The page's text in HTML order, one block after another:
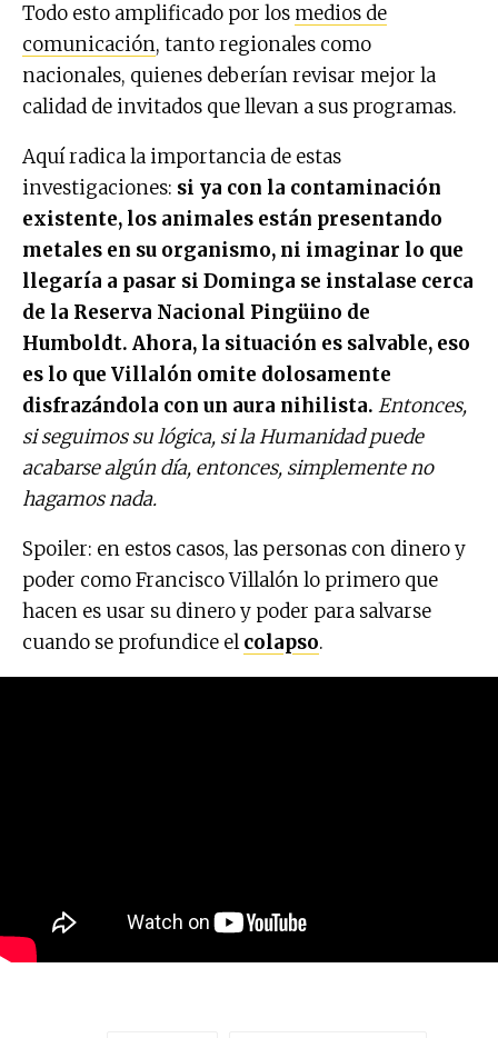
Todo esto amplificado por los medios de
comunicación, tanto regionales como
nacionales, quienes deberían revisar mejor la
calidad de invitados que llevan a sus programas.
Aquí radica la importancia de estas
investigaciones: si ya con la contaminación
existente, los animales están presentando
metales en su organismo, ni imaginar lo que
llegaría a pasar si Dominga se instalase cerca
de la Reserva Nacional Pingüino de
Humboldt. Ahora, la situación es salvable, eso
es lo que Villalón omite dolosamente
disfrazándola con un aura nihilista. Entonces,
si seguimos su lógica, si la Humanidad puede
acabarse algún día, entonces, simplemente no
hagamos nada.
Spoiler: en estos casos, las personas con dinero y
poder como Francisco Villalón lo primero que
hacen es usar su dinero y poder para salvarse
cuando se profundice elcolapso.